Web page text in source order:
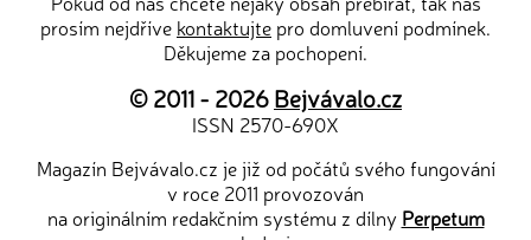
prosím nejdříve kontaktujte pro domluvení podmínek.
Děkujeme za pochopení.
© 2011 - 2026Bejvávalo.cz
ISSN 2570-690X
Magazín Bejvávalo.cz je již od počátů svého fungování
v roce 2011 provozován
na originálním redakčním systému z dílny Perpetum